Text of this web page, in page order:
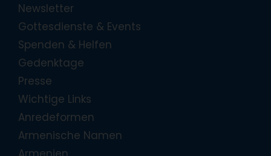
Newsletter
Gottesdienste & Events
Spenden & Helfen
Gedenktage
Presse
Wichtige Links
Anredeformen
Armenische Namen